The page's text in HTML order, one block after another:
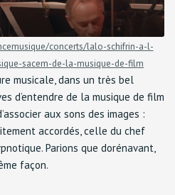
concerts/lalo-schifrin-a-l-
sacem-de-la-musique-de-film
musicale, dans un très bel
d’entendre de la musique de film
aux sons des images :
accordés, celle du chef
Parions que dorénavant,
façon.